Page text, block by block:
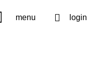
menu login